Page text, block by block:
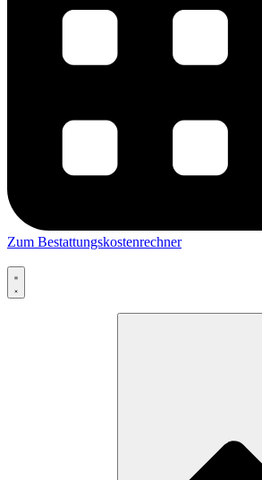
Zum Bestattungskostenrechner